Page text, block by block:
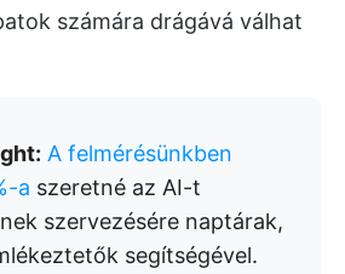
számára drágává válhat
A felmérésünkben
a szeretné az AI-t
szervezésére naptárak,
segítségével.